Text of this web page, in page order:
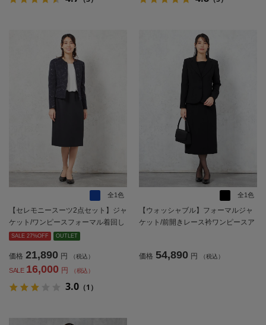
全1色
【セレモニースーツ2点セット】ジャ
ケット/ワンピースフォーマル着回し
織柄無地SOFFICE通年礼服【レディ
SALE 27%OFF OUTLET
価格 21,890 円 （税込）
SALE 16,000 円 （税込）
3.0 （1）
全1色
【ウォッシャブル】フォーマルジャ
ケット/前開きレース衿ワンピースア
ース】
価格 54,890 円 （税込）